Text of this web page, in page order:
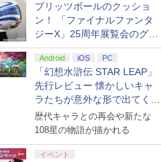
ブリッツボールのクッショ
ン！ 「ファイナルファンタ
ジーX」25周年展覧会のグッ
ズ情報が公開
Android iOS PC
「幻想水滸伝 STAR LEAP」
先行レビュー 懐かしいキャ
ラたちが意外な形で出てくる
シリーズ完全新作！
歴代キャラとの再会や新たな
108星の物語が描かれる
イベント